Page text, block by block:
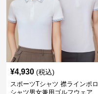
¥4,930 (税込)
スポーツTシャツ 襟ラインポロ
シャツ男女兼用ゴルフウェア